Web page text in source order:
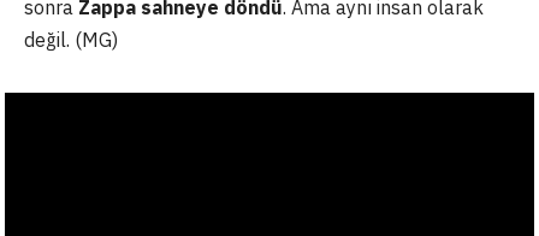
sonra Zappa sahneye döndü. Ama aynı insan olarak
değil. (MG)